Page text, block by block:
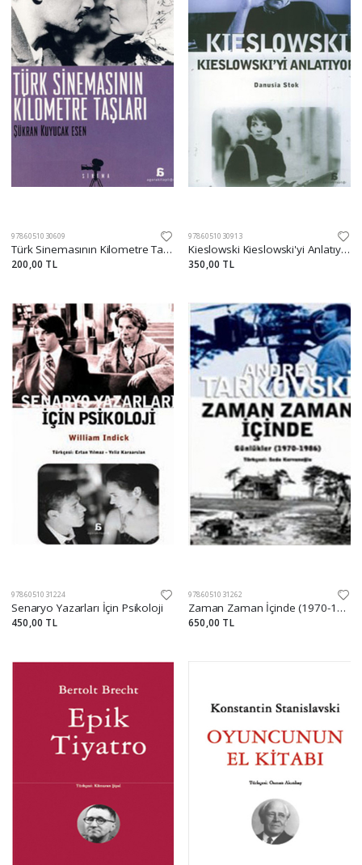
9786051030609
Türk Sinemasının Kilometre Taşları
200,00 TL
9786051030913
Kieslowski Kieslowski'yi Anlatıyor
350,00 TL
9786051031224
Senaryo Yazarları İçin Psikoloji
450,00 TL
9786051031262
Zaman Zaman İçinde (1970-1986)
650,00 TL